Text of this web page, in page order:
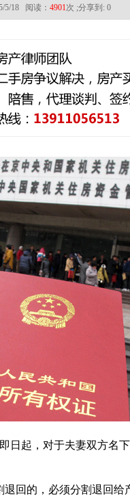
18 阅读： 4901次 ;分享到: 0
日起，对于夫妻双方名
退回的，必须分割退回